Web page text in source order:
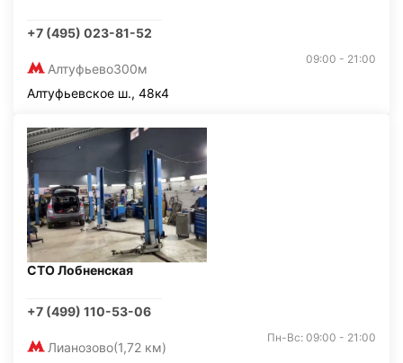
+7 (495) 023-81-52
Алтуфьево300м
09:00 - 21:00
Алтуфьевское ш., 48к4
СТО Лобненская
+7 (499) 110-53-06
Лианозово(1,72 км)
Пн-Вс: 09:00 - 21:00